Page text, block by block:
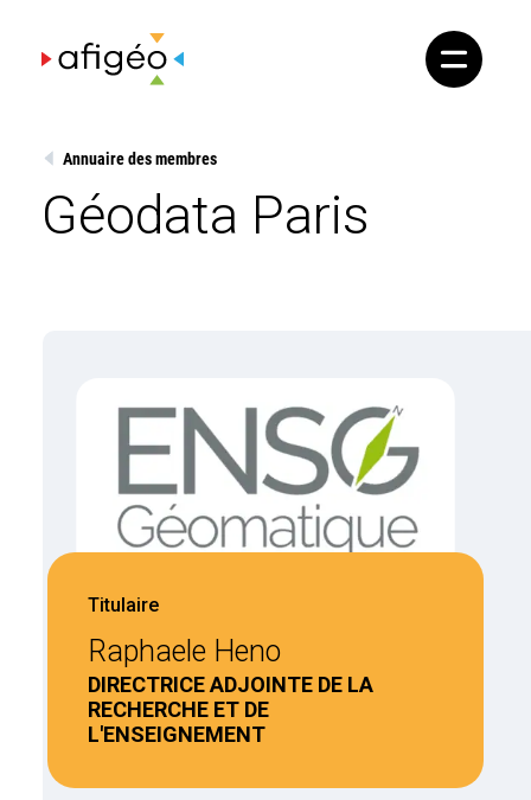
content
Annuaire des membres
Géodata Paris
Titulaire
Raphaele Heno
DIRECTRICE ADJOINTE DE LA
RECHERCHE ET DE
L'ENSEIGNEMENT